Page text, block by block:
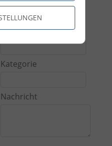
Telefonnummer
Kategorie
Nachricht